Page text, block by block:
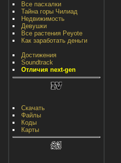
Все пасхалки
Тайна горы Чилиад
Недвижимость
Девушки
Все растения Peyote
Как заработать деньги
Достижения
Soundtrack
Отличия next-gen
Скачать
Файлы
Коды
Карты